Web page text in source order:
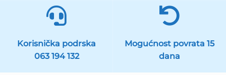
Korisnička podrska
063 194 132
Mogućnost povrata 15
dana